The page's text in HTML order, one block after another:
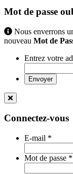
Mot de passe
Nous enverrons
nouveau Mot de
Entrez votre
Envoyer
Connectez-vous
E-mail *
Mot de passe *